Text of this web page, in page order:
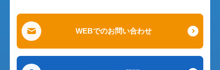
WEBでのお問い合わせ